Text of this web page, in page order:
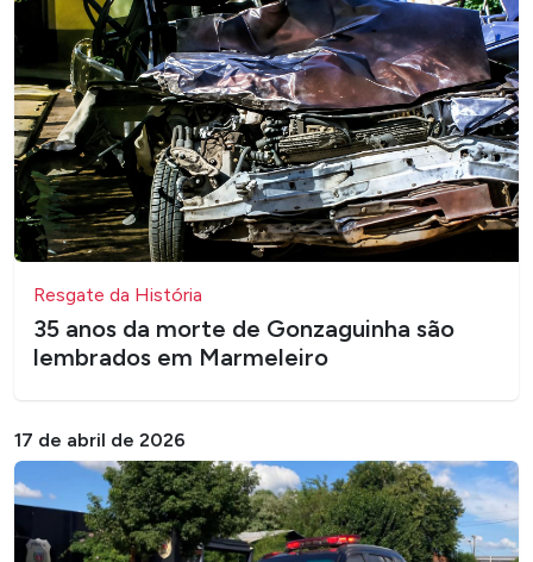
Resgate da História
35 anos da morte de Gonzaguinha são
lembrados em Marmeleiro
17 de abril de 2026